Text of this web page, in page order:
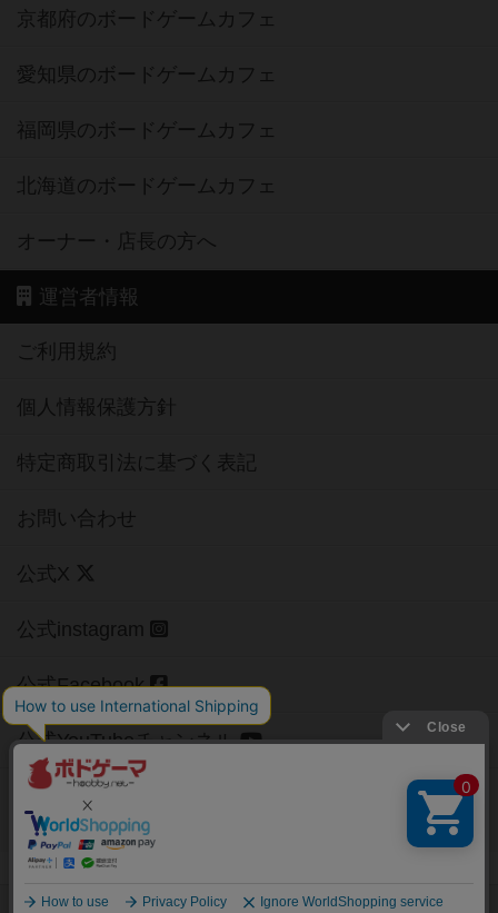
京都府のボードゲームカフェ
愛知県のボードゲームカフェ
福岡県のボードゲームカフェ
北海道のボードゲームカフェ
オーナー・店長の方へ
運営者情報
ご利用規約
個人情報保護方針
特定商取引法に基づく表記
お問い合わせ
公式X
公式instagram
公式Facebook
公式YouTubeチャンネル